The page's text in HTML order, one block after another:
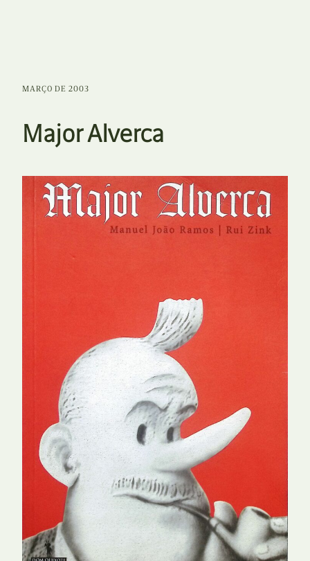
MARÇO DE 2003
Major Alverca